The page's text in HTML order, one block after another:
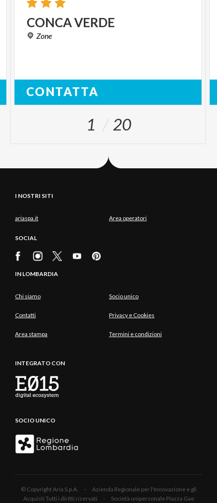
CONCAVERDE
Zone
CONTATTA
1 20
I NOSTRI SITI
ariaspa.it Area operatori
SOCIAL
IN LOMBARDIA
Chi siamo Socio unico
Contatti Privacy e Cookies
Area stampa Termini e condizioni
INTEGRATO CON
SOCIO UNICO
© Copyright Aria S.p.A. - Azienda Regionale per l'Innovazione e gli
Acquisti Tutti i diritti riservati - Società unipersonale Piazza Gae